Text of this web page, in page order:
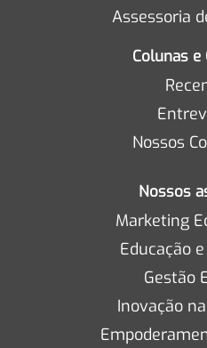
Assessoria
Colunas e
Nossos
Nossos
Marketing
Educação
Gestão
Inovação